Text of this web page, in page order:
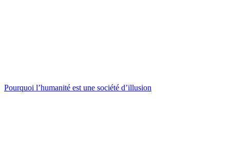
Pourquoi l’humanité est une société d’illusion